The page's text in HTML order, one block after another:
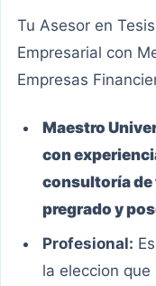
Tu Asesor en
Empresarial con
Empresas
Maestro
con
consultoría de
pregrado y
Profesional:
la eleccion